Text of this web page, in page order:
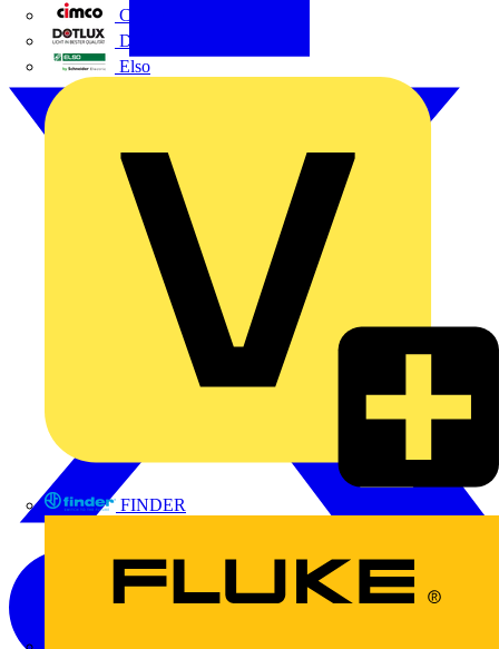
Cimco
DOTLUX GmbH
Elso
FINDER